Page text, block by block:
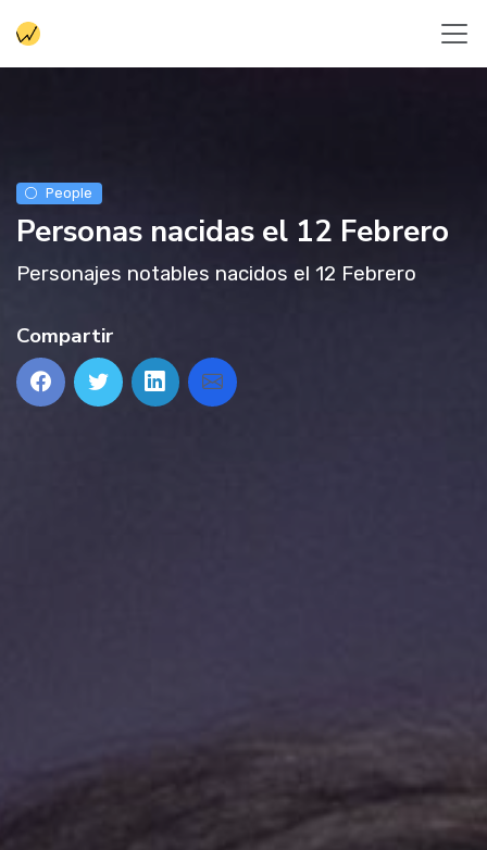
People
Personas nacidas el 12 Febrero
Personajes notables nacidos el 12 Febrero
Compartir